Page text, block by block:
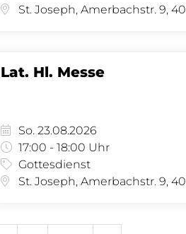
Lat. Hl. Messe
So. 23.08.2026
17:00 - 18:00 Uhr
Gottesdienst